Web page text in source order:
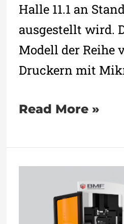
Halle 11.1 an
ausgestellt wird.
Modell der Reihe
Druckern mit
Read More »
präsentiert
MicroArch